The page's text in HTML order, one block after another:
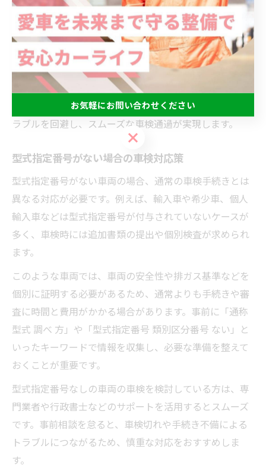
でなく、車検自体が不合格となる恐れもあります。特に
輸入車や新型モデルでは、部品の互換性に注意が必要で
す。
部品選びに不安がある場合は、車検証の型式指定番号を
もとに、ディーラーや専門店に相談するのが安心です。
経験豊富なプロのアドバイスを受けることで、余計なト
ラブルを回避し、スムーズな車検通過が実現します。
型式指定番号がない場合の車検対応策
型式指定番号がない車両の場合、通常の車検手続きとは
異なる対応が必要です。例えば、輸入車や希少車、個人
輸入車などは型式指定番号が付与されていないケースが
多く、車検時には追加書類の提出や個別検査が求められ
ます。
このような車両では、車両の安全性や排ガス基準などを
個別に証明する必要があるため、通常よりも手続きや審
査に時間と費用がかかる場合があります。事前に「通称
型式 調べ 方」や「型式指定番号 類別区分番号 ない」と
いったキーワードで情報を収集し、必要な準備を整えて
おくことが重要です。
型式指定番号なしの車両の車検を検討している方は、専
門業者や行政書士などのサポートを活用するとスムーズ
です。事前相談を怠ると、車検切れや手続き不備による
トラブルにつながるため、慎重な対応をおすすめしま
す。
お気軽にお問い合わせください
お気軽にお問い合わせください